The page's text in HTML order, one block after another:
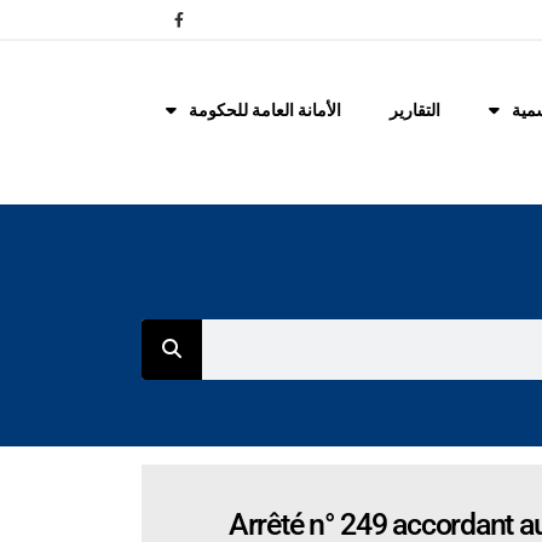
التقارير الأمانة العامة للحكومة
Arrêté n° 249 accordant